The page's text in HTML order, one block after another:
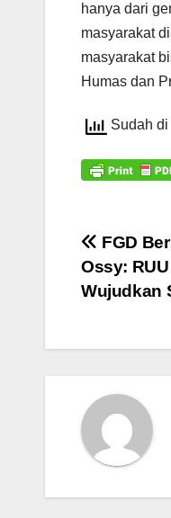
hanya dari
masyarakat
masyarakat
Humas dan
Sudah
pos
FGD
Ossy:
Wujudkan